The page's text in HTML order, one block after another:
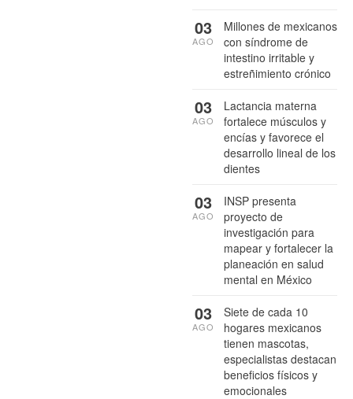
Millones de mexicanos
con síndrome de
intestino irritable y
estreñimiento crónico
03
AGO
Lactancia materna
fortalece músculos y
encías y favorece el
desarrollo lineal de los
dientes
03
AGO
INSP presenta
proyecto de
investigación para
mapear y fortalecer la
planeación en salud
mental en México
03
AGO
Siete de cada 10
hogares mexicanos
tienen mascotas,
especialistas destacan
beneficios físicos y
emocionales
03
AGO